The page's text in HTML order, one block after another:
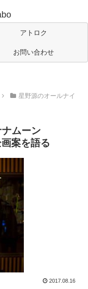
アトロク
お問い合わせ
星野源のオールナイ
ムーン
案を語る
2017.08.16